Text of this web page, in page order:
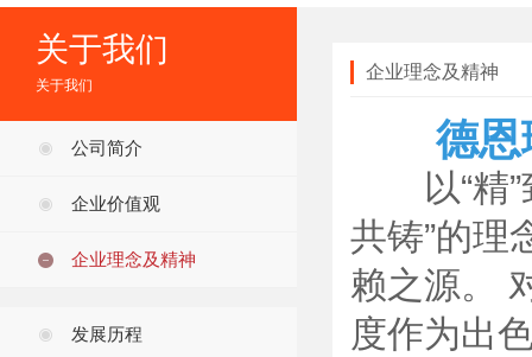
关于我们
关于我们
公司简介
企业价值观
企业理念及精神
发展历程
企业理念及精神
德恩
以“精”
共铸”的理
赖之源。
度作为出